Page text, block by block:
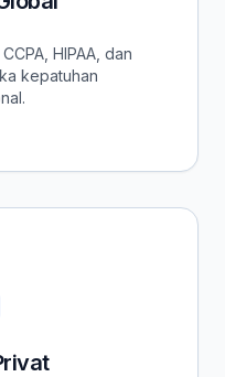
HIPAA, dan
kepatuhan